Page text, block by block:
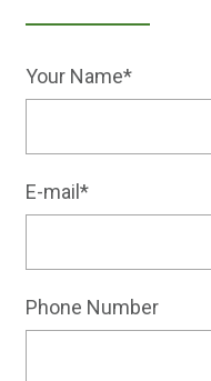
Your Name*
E-mail*
Phone Number